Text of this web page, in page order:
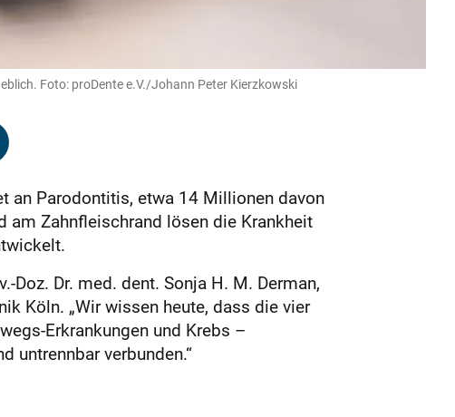
Foto: proDente e.V./Johann Peter Kierzkowski
an Parodontitis, etwa 14 Millionen davon
am Zahnfleischrand lösen die Krankheit
Doz. Dr. med. dent. Sonja H. M. Derman,
Köln. „Wir wissen heute, dass die vier
Erkrankungen und Krebs –
untrennbar verbunden.“